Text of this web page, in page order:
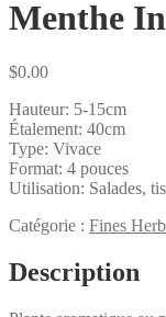
Menthe
$0.00
Hauteur: 5-15cm
Étalement: 40cm
Type: Vivace
Format: 4 pouces
Utilisation: Salades,
Catégorie : Fines
Description